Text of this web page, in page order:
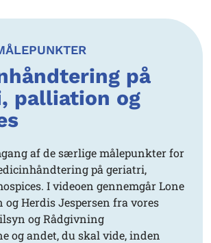
på
palliation og
af de særlige målepunkter for
på geriatri,
I videoen gennemgår Lone
og Herdis Jespersen fra vores
og Rådgivning
og andet, du skal vide, inden